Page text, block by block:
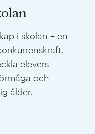
i skolan – en
elevers
och
ålder.